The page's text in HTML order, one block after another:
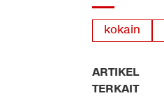
kokain
ARTIKEL
TERKAIT